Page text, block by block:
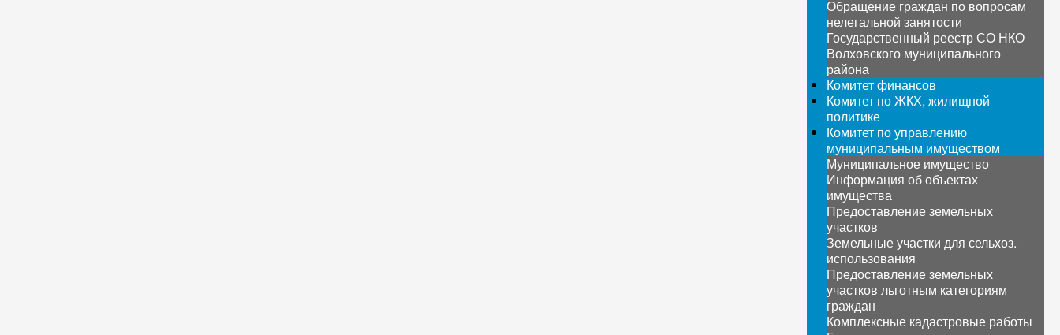
Обращение граждан по вопросам
нелегальной занятости
Государственный реестр СО НКО
Волховского муниципального
района
Комитет финансов
Комитет по ЖКХ, жилищной
политике
Комитет по управлению
муниципальным имуществом
Муниципальное имущество
Информация об объектах
имущества
Предоставление земельных
участков
Земельные участки для сельхоз.
использования
Предоставление земельных
участков льготным категориям
граждан
Комплексные кадастровые работы